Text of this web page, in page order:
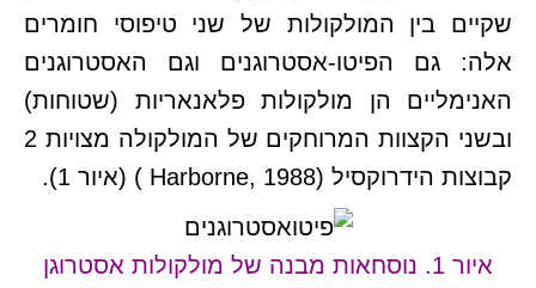
שקיים בין המולקולות של שני טיפוסי חומרים
אלה: גם הפיטו-אסטרוגנים וגם האסטרוגנים
האנימליים הן מולקולות פלאנאריות (שטוחות)
ובשני הקצוות המרוחקים של המולקולה מצויות 2
קבוצות הידרוקסיל (Harborne, 1988 ) (איור 1).
איור 1. נוסחאות מבנה של מולקולות אסטרוגן